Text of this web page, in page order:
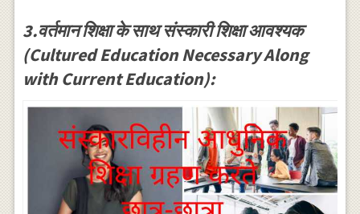
3.वर्तमान शिक्षा के साथ संस्कारी शिक्षा आवश्यक
(Cultured Education Necessary Along
with Current Education):